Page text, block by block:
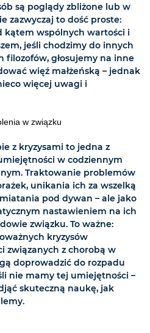
są poglądy zbliżone lub w
zazwyczaj to dość proste:
kątem wspólnych wartości i
jeśli chodzimy do innych
filozofów, głosujemy na inne
więź małżeńską – jednak
więcej uwagi i
w związku
z kryzysami to jedna z
w codziennym
Traktowanie problemów
unikania ich za wszelką
pod dywan – ale jako
nastawieniem na ich
związku. To ważne:
kryzysów
związanych z chorobą w
doprowadzić do rozpadu
nie mamy tej umiejętności –
skuteczną naukę, jak